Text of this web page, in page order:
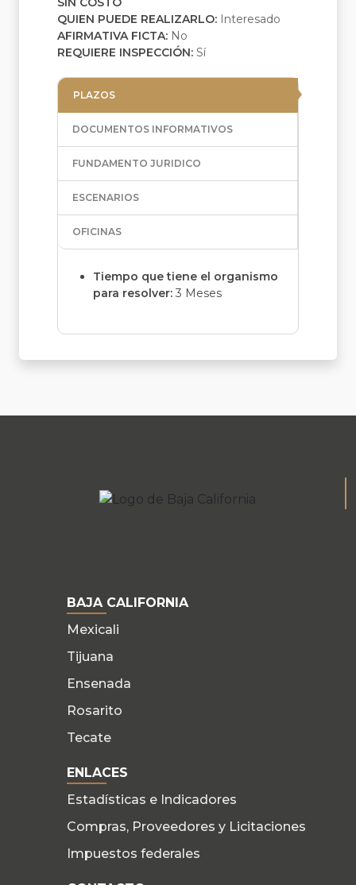
QUIEN PUEDE REALIZARLO: Interesado
AFIRMATIVA FICTA: No
REQUIERE INSPECCIÓN: Sí
PLAZOS
DOCUMENTOS INFORMATIVOS
FUNDAMENTO JURIDICO
ESCENARIOS
OFICINAS
Tiempo que tiene el organismo
para resolver: 3 Meses
BAJA CALIFORNIA
Mexicali
Tijuana
Ensenada
Rosarito
Tecate
ENLACES
Estadísticas e Indicadores
Compras, Proveedores y Licitaciones
Impuestos federales